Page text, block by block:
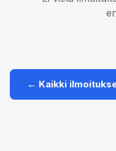
← Kaikki